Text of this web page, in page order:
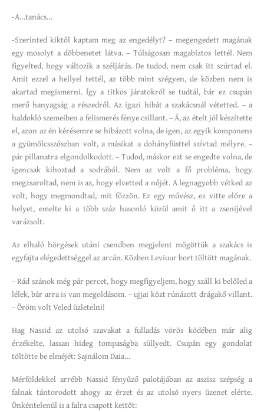
-A…tanács…
-Szerinted kiktől kaptam meg az engedélyt? – megengedett magának
egy mosolyt a döbbenetet látva. – Túlságosan magabiztos lettél. Nem
figyelted, hogy változik a széljárás. De tudod, nem csak itt szúrtad el.
Amit ezzel a hellyel tettél, az több mint szégyen, de közben nem is
akartad megismerni. Így a titkos járatokról se tudtál, bár ez csupán
merő hanyagság a részedről. Az igazi hibát a szakácsnál vétetted. – a
haldokló szemeiben a felismerés fénye csillant. – Á, az ételt jól készítette
el, azon az én kérésemre se hibázott volna, de igen, az egyik komponens
a gyümölcsszószban volt, a másikat a dohányfüsttel szívtad mélyre. –
pár pillanatra elgondolkodott. – Tudod, máskor ezt se engedte volna, de
igencsak kihoztad a sodrából. Nem az volt a fő probléma, hogy
megzsaroltad, nem is az, hogy elvetted a nőjét. A legnagyobb vétked az
volt, hogy megmondtad, mit főzzön. Ez egy művész, ez vitte előre a
helyet, emelte ki a több száz hasonló közül amit ő itt a zsenijével
varázsolt.
Az elhaló hörgések utáni csendben megjelent mögöttük a szakács is
egyfajta elégedettséggel az arcán. Közben Leviuur bort töltött magának.
– Rád szánok még pár percet, hogy megfigyeljem, hogy száll ki belőled a
lélek, bár arra is van megoldásom. – ujjai közt rúnázott drágakő villant.
– Öröm volt Veled üzletelni!
Hag Nassid az utolsó szavakat a fulladás vörös ködében már alig
érzékelte, lassan hideg tompaságba süllyedt. Csupán egy gondolat
töltötte be elméjét: Sajnálom Daia…
Mérföldekkel arrébb Nassid fényűző palotájában az aszisz szépség a
falnak tántorodott ahogy az érzet és az utolsó nyers üzenet elérte.
Önkéntelenül is a falra csapott kettőt: